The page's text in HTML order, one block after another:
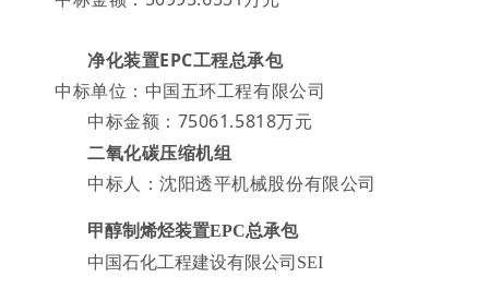
净化装置EPC工程总承包
中标单位： 中国五环工程有限公司
中标金额： 75061.5818万元
二氧化碳压缩机组
中标人：沈阳透平机械股份有限公司
甲醇制烯烃装置EPC总承包
中国石化工程建设有限公司SEI